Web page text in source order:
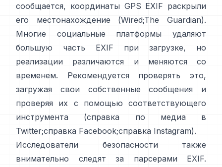
сообщается, координаты GPS EXIF раскрыли
его местонахождение (Wired;The Guardian).
Многие социальные платформы удаляют
большую часть EXIF при загрузке, но
реализации различаются и меняются со
временем. Рекомендуется проверять это,
загружая свои собственные сообщения и
проверяя их с помощью соответствующего
инструмента (справка по медиа в
Twitter;справка Facebook;справка Instagram).
Исследователи безопасности также
внимательно следят за парсерами EXIF.